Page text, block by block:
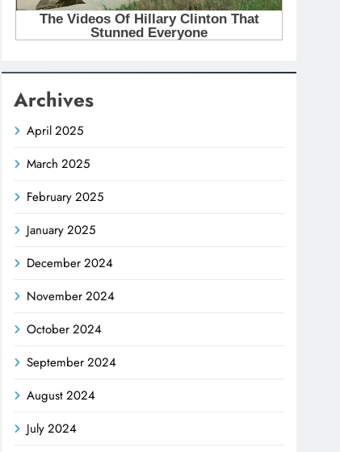
Archives
April 2025
March 2025
February 2025
January 2025
December 2024
November 2024
October 2024
September 2024
August 2024
July 2024